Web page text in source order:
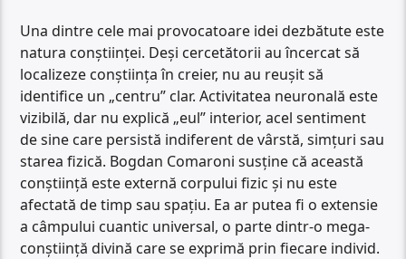
Una dintre cele mai provocatoare idei dezbătute este
natura conștiinței. Deși cercetătorii au încercat să
localizeze conștiința în creier, nu au reușit să
identifice un „centru” clar. Activitatea neuronală este
vizibilă, dar nu explică „eul” interior, acel sentiment
de sine care persistă indiferent de vârstă, simțuri sau
starea fizică. Bogdan Comaroni susține că această
conștiință este externă corpului fizic și nu este
afectată de timp sau spațiu. Ea ar putea fi o extensie
a câmpului cuantic universal, o parte dintr-o mega-
conștiință divină care se exprimă prin fiecare individ.